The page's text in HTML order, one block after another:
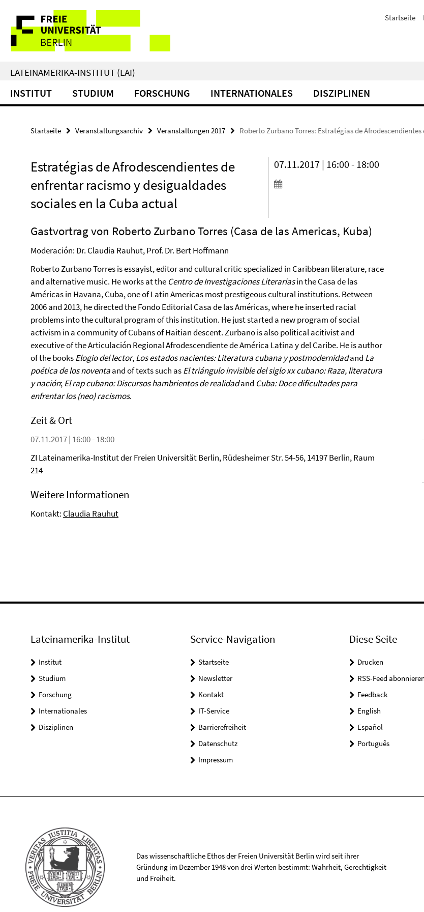
direkt
Inhalt
Service-
Navigation
Startseite
LATEINAMERIKA-INSTITUT (LAI)
INSTITUT STUDIUM FORSCHUNG INTERNATIONALES DISZIPLINEN
Startseite Veranstaltungsarchiv Veranstaltungen 2017 Roberto Zurbano Torres: Estratégias de
Estratégias de Afrodescendientes de
enfrentar racismo y desigualdades
sociales en la Cuba actual
07.11.2017 | 16:00 - 18:00
Gastvortrag von Roberto Zurbano Torres (Casa de las Americas, Kuba)
Moderación: Dr. Claudia Rauhut, Prof. Dr. Bert Hoffmann
Roberto Zurbano Torres is essayist, editor and cultural critic specialized in Caribbean literature, race
and alternative music. He works at the Centro de Investigaciones Literariasin the Casa de las
Américas in Havana, Cuba, one of Latin Americas most prestigeous cultural institutions. Between
2006 and 2013, he directed the Fondo Editorial Casa de las Américas, where he inserted racial
problems into the cultural program of this institution. He just started a new program of social
activism in a community of Cubans of Haitian descent. Zurbano is also political acitivist and
executive of the Articulación Regional Afrodescendiente de América Latina y del Caribe. He is author
of the booksElogio del lector,Los estados nacientes: Literatura cubana y postmodernidadand La
poética de los noventaand of texts such asEl triángulo invisible del siglo xx cubano: Raza, literatura
y nación;El rap cubano: Discursos hambrientos de realidadand Cuba: Doce dificultades para
enfrentar los (neo) racismos.
Zeit & Ort
07.11.2017 | 16:00 - 18:00
ZI Lateinamerika-Institut der Freien Universität Berlin, Rüdesheimer Str. 54-56, 14197 Berlin, Raum
214
Weitere Informationen
Kontakt: Claudia Rauhut
Lateinamerika-Institut
Institut
Studium
Forschung
Internationales
Disziplinen
Service-Navigation
Startseite
Newsletter
Kontakt
IT-Service
Barrierefreiheit
Datenschutz
Impressum
Diese Seite
Drucken
RSS-Feed abonnieren
Feedback
English
Español
Português
Das wissenschaftliche Ethos der Freien Universität Berlin wird seit ihrer
Gründung im Dezember 1948 von drei Werten bestimmt: Wahrheit, Gerechtigkeit
und Freiheit.